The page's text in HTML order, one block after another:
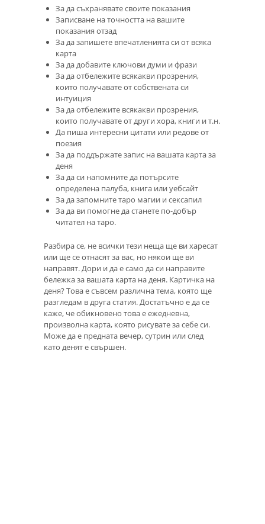
За да съхранявате своите показания
Записване на точността на вашите
показания отзад
За да запишете впечатленията си от всяка
карта
За да добавите ключови думи и фрази
За да отбележите всякакви прозрения,
които получавате от собствената си
интуиция
За да отбележите всякакви прозрения,
които получавате от други хора, книги и т.н.
Да пиша интересни цитати или редове от
поезия
За да поддържате запис на вашата карта за
деня
За да си напомните да потърсите
определена палуба, книга или уебсайт
За да запомните таро магии и сексапил
За да ви помогне да станете по-добър
читател на таро.
Разбира се, не всички тези неща ще ви харесат
или ще се отнасят за вас, но някои ще ви
направят. Дори и да е само да си направите
бележка за вашата карта на деня. Картичка на
деня? Това е съвсем различна тема, която ще
разгледам в друга статия. Достатъчно е да се
каже, че обикновено това е ежедневна,
произволна карта, която рисувате за себе си.
Може да е предната вечер, сутрин или след
като денят е свършен.